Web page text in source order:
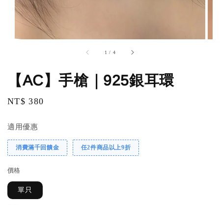
1 / 4
【AC】手槍｜925銀耳環
Regular
NT$ 380
適用優惠
消費滿千回饋金 任2件商品以上9折
價格
單只